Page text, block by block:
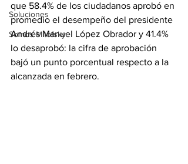
Soluciones
Somos Mitofsky
que 58.4% de los ciudadanos aprobó en
promedio el desempeño del presidente
Andrés Manuel López Obrador y 41.4%
lo desaprobó: la cifra de aprobación
bajó un punto porcentual respecto a la
alcanzada en febrero.